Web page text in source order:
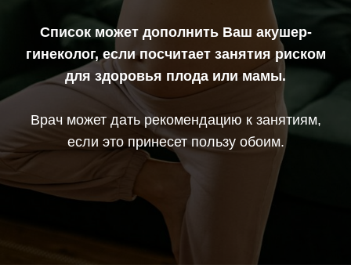
Список может дополнить Ваш акушер-
гинеколог, если посчитает занятия риском
для здоровья плода или мамы.
Врач может дать рекомендацию к занятиям,
если это принесет пользу обоим.